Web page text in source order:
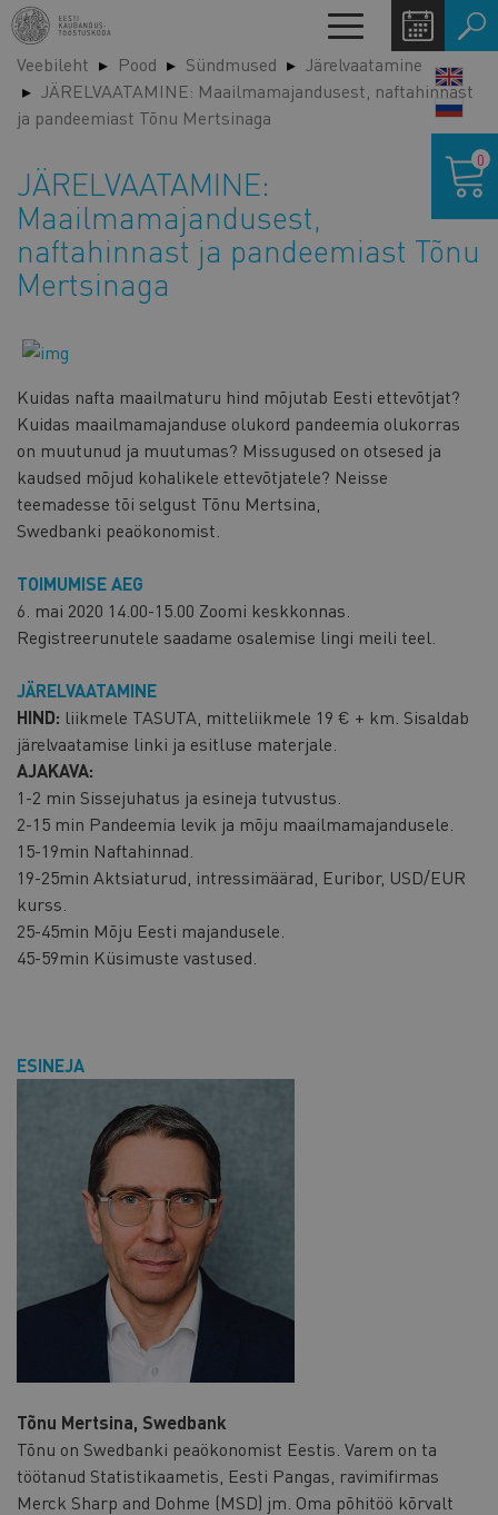
Liigu
edasi
põhisisu
juurde
Toggle
navigation
Veebileht Pood Sündmused
Järelvaatamine
JÄRELVAATAMINE: Maailmamajandusest, naftahinnast
ja pandeemiast Tõnu Mertsinaga
JÄRELVAATAMINE:
Maailmamajandusest,
naftahinnast ja pandeemiast Tõnu
Mertsinaga
Kuidas nafta maailmaturu hind mõjutab Eesti ettevõtjat?
Kuidas maailmamajanduse olukord pandeemia olukorras
on muutunud ja muutumas? Missugused on otsesed ja
kaudsed mõjud kohalikele ettevõtjatele? Neisse
teemadesse tõi selgust Tõnu Mertsina,
Swedbanki peaökonomist.
TOIMUMISE AEG
6. mai 2020 14.00-15.00 Zoomi keskkonnas.
Registreerunutele saadame osalemise lingi meili teel.
JÄRELVAATAMINE
HIND: liikmele TASUTA, mitteliikmele 19 € + km. Sisaldab
järelvaatamise linki ja esitluse materjale.
AJAKAVA:
1-2 min Sissejuhatus ja esineja tutvustus.
2-15 min Pandeemia levik ja mõju maailmamajandusele.
15-19min Naftahinnad.
19-25min Aktsiaturud, intressimäärad, Euribor, USD/EUR
kurss.
25-45min Mõju Eesti majandusele.
45-59min Küsimuste vastused.
ESINEJA
Tõnu Mertsina, Swedbank
Tõnu on Swedbanki peaökonomist Eestis. Varem on ta
töötanud Statistikaametis, Eesti Pangas, ravimifirmas
Merck Sharp and Dohme (MSD) jm. Oma põhitöö kõrvalt
0